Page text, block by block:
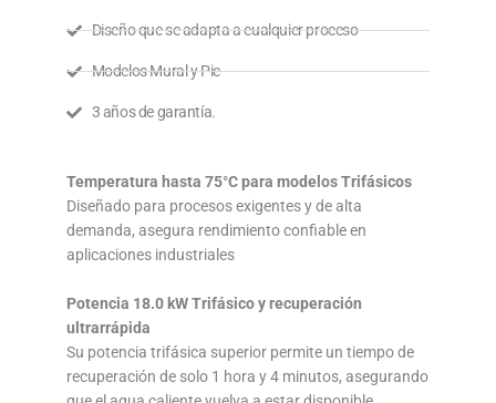
Diseño que se adapta a cualquier proceso
Modelos Mural y Pie
3 años de garantía.
Temperatura hasta 75°C para modelos Trifásicos
Diseñado para procesos exigentes y de alta
demanda, asegura rendimiento confiable en
aplicaciones industriales
Potencia 18.0 kW Trifásico y recuperación
ultrarrápida
Su potencia trifásica superior permite un tiempo de
recuperación de solo 1 hora y 4 minutos, asegurando